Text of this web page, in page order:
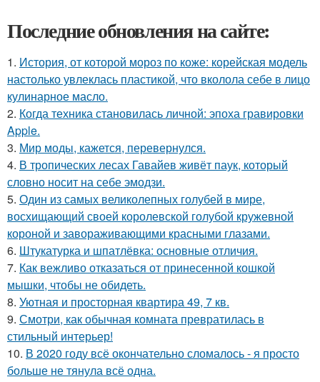
Последние обновления на сайте:
1. История, от которой мороз по коже: корейская модель
настолько увлеклась пластикой, что вколола себе в лицо
кулинарное масло.
2. Когда техника становилась личной: эпоха гравировки
Apple.
3. Мир моды, кажется, перевернулся.
4. В тропических лесах Гавайев живёт паук, который
словно носит на себе эмодзи.
5. Один из самых великолепных голубей в мире,
восхищающий своей королевской голубой кружевной
короной и завораживающими красными глазами.
6. Штукатурка и шпатлёвка: основные отличия.
7. Как вежливо отказаться от принесенной кошкой
мышки, чтобы не обидеть.
8. Уютная и просторная квартира 49, 7 кв.
9. Смотри, как обычная комната превратилась в
стильный интерьер!
10. В 2020 году всё окончательно сломалось - я просто
больше не тянула всё одна.